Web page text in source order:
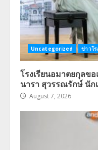
Uncategorized ข่าวโร
โรงเรียนอมาตยกุลข
นารา สุวรรณรักษ์ นัก
August 7, 2026